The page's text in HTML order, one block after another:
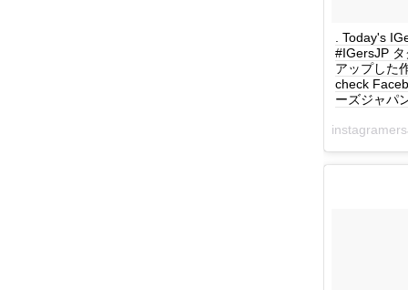
. Today's
#IGersJP
アップした
check
ーズジャパ